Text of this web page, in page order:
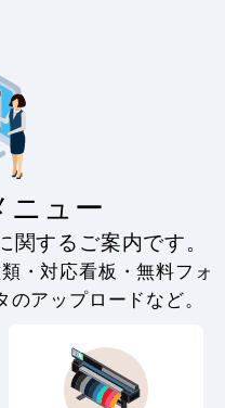
ニュー
するご案内です。
・対応看板・無料フォ
アップロードなど。